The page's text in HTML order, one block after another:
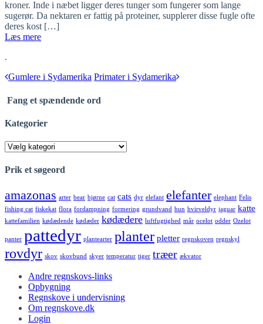
kroner. Inde i næbet ligger deres tunger som fungerer som lange
sugerør. Da nektaren er fattig på proteiner, supplerer disse fugle ofte
deres kost […]
Læs mere
.
Gumlere i Sydamerika Primater i Sydamerika
Fang et spændende ord
Kategorier
Kategorier
Prik et søgeord
amazonas arter bear bjørne cat cats dyr elefant elefanter elephant Felis
fishing cat fiskekat flora fordampning formering grundvand hun hvirveldyr jaguar katte
kattefamilien kødædende kødæder kødædere luftfugtighed mår ocelot odder Ozelot
panter pattedyr plantearter planter pletter regnskoven regnskyl
rovdyr skov skovbund skyer temperatur tiger træer ækvator
Andre regnskovs-links
Opbygning
Regnskove i undervisning
Om regnskove.dk
Login